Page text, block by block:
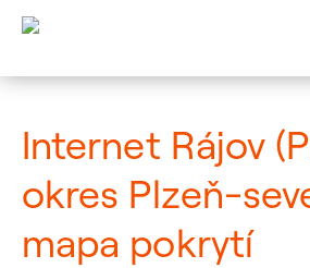
Internet Rájov
okres Plzeň-
mapa pokrytí
: Mapa pokrytí město